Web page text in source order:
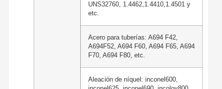
UNS32760, 1.4462,1.4410,1.4501 y
etc.
Acero para tuberías: A694 F42,
A694F52, A694 F60, A694 F65, A694
F70, A694 F80, etc.
Aleación de níquel: inconel600,